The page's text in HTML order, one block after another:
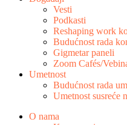
Vesti
Podkasti
Reshaping work
Budućnost rada
Gigmetar paneli
Zoom Cafés/
Umetnost
Budućnost rada
Umetnost susreće
O nama